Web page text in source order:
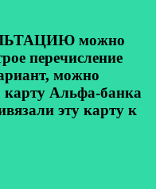
можно
перечисление
можно
карту Альфа-банка
эту карту к